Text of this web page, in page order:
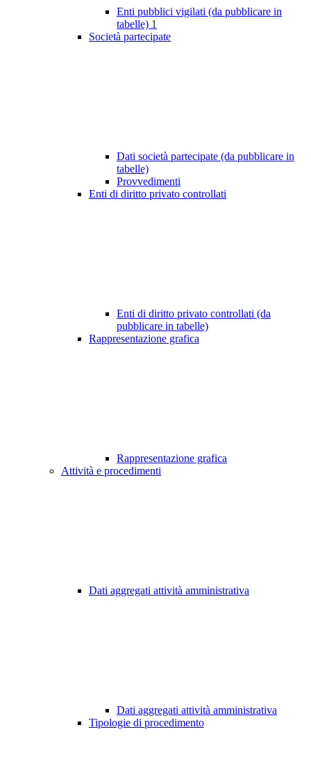
Enti pubblici vigilati (da pubblicare in
tabelle) 1
Società partecipate
Dati società partecipate (da pubblicare in
tabelle)
Provvedimenti
Enti di diritto privato controllati
Enti di diritto privato controllati (da
pubblicare in tabelle)
Rappresentazione grafica
Rappresentazione grafica
Attività e procedimenti
Dati aggregati attività amministrativa
Dati aggregati attività amministrativa
Tipologie di procedimento